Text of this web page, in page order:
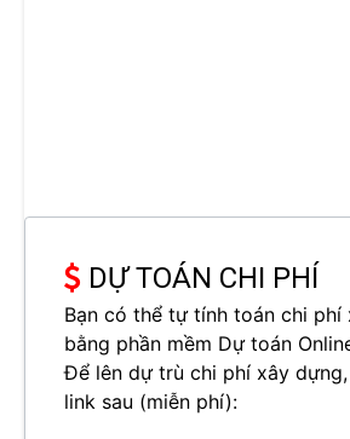
DỰ TOÁN CHI PHÍ
Bạn có thể tự tính toán chi phí
bằng phần mềm Dự toán
Để lên dự trù chi phí xây
link sau (miễn phí):